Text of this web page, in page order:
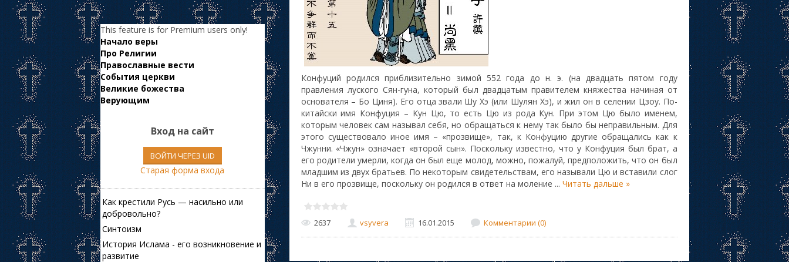
Конфуций родился приблизительно зимой 552 года до н. э. (на двадцать пятом году
правления луского Сян-гуна, который был двадцатым правителем княжества начиная от
основателя – Бо Циня). Его отца звали Шу Хэ (или Шулян Хэ), и жил он в селении Цзоу. По-
китайски имя Конфуция – Кун Цю, то есть Цю из рода Кун. При этом Цю было именем,
которым человек сам называл себя, но обращаться к нему так было бы неправильным. Для
этого существовало иное имя – «прозвище», так, к Конфуцию другие обращались как к
Чжунни. «Чжун» означает «второй сын». Поскольку известно, что у Конфуция был брат, а
его родители умерли, когда он был еще молод, можно, пожалуй, предположить, что он был
младшим из двух братьев. По некоторым свидетельствам, его называли Цю и вставили слог
Ни в его прозвище, поскольку он родился в ответ на моление ... Читать дальше »
2637 vsyvera 16.01.2015 Комментарии (0)
This feature is for Premium users only!
Начало веры
Про Религии
Православные вести
События церкви
Великие божества
Верующим
Вход на сайт
ВОЙТИ ЧЕРЕЗ UID
Старая форма входа
Как крестили Русь — насильно или
добровольно?
Синтоизм
История Ислама - его возникновение и
развитие